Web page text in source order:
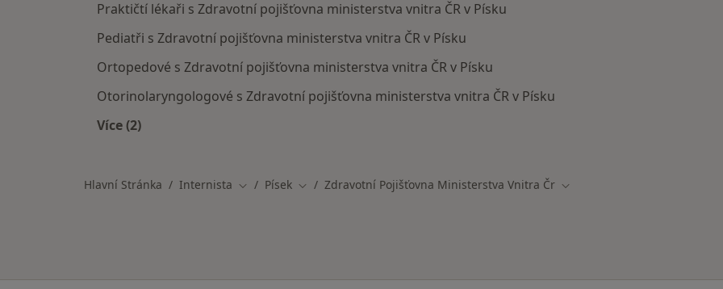
Praktičtí lékaři s Zdravotní pojišťovna ministerstva vnitra ČR v Písku
Pediatři s Zdravotní pojišťovna ministerstva vnitra ČR v Písku
Ortopedové s Zdravotní pojišťovna ministerstva vnitra ČR v Písku
Otorinolaryngologové s Zdravotní pojišťovna ministerstva vnitra ČR v Písku
Více (2)
Hlavní Stránka Internista Změna města
Písek Změna města
Zdravotní Pojišťovna Ministerstva Vnitra Čr Změna města